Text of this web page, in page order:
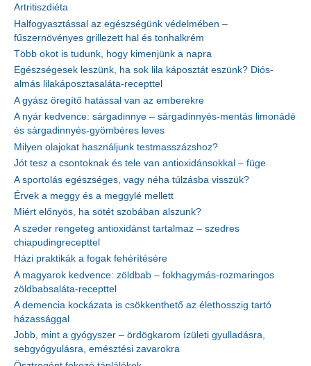
Artritiszdiéta
Halfogyasztással az egészségünk védelmében –
fűszernövényes grillezett hal és tonhalkrém
Több okot is tudunk, hogy kimenjünk a napra
Egészségesek leszünk, ha sok lila káposztát eszünk? Diós-
almás lilakáposztasaláta-recepttel
A gyász öregítő hatással van az emberekre
A nyár kedvence: sárgadinnye – sárgadinnyés-mentás limonádé
és sárgadinnyés-gyömbéres leves
Milyen olajokat használjunk testmasszázshoz?
Jót tesz a csontoknak és tele van antioxidánsokkal – füge
A sportolás egészséges, vagy néha túlzásba visszük?
Érvek a meggy és a meggylé mellett
Miért előnyös, ha sötét szobában alszunk?
A szeder rengeteg antioxidánst tartalmaz – szedres
chiapudingrecepttel
Házi praktikák a fogak fehérítésére
A magyarok kedvence: zöldbab – fokhagymás-rozmaringos
zöldbabsaláta-recepttel
A demencia kockázata is csökkenthető az élethosszig tartó
házassággal
Jobb, mint a gyógyszer – ördögkarom ízületi gyulladásra,
sebgyógyulásra, emésztési zavarokra